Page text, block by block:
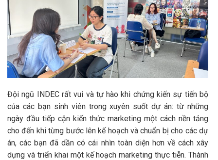
Đội ngũ INDEC rất vui và tự hào khi chứng kiến sự tiến bộ
của các bạn sinh viên trong xuyên suốt dự án: từ những
ngày đầu tiếp cận kiến thức marketing một cách nền tảng
cho đến khi từng bước lên kế hoạch và chuẩn bị cho các dự
án, các bạn đã dần có cái nhìn toàn diện hơn về cách xây
dựng và triển khai một kế hoạch marketing thực tiễn. Thành